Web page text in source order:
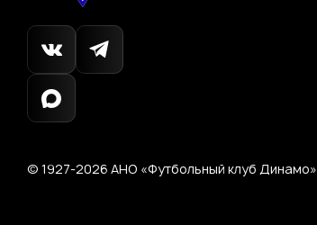
© 1927-2026 АНО «Футбольный клуб Динамо»